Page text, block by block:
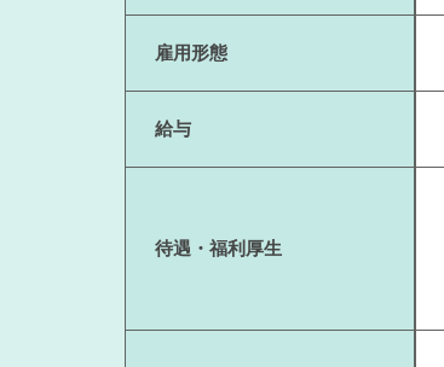
雇用形態
給与
待遇・福利厚生